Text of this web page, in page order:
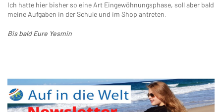
Ich hatte hier bisher so eine Art Eingewöhnungsphase, soll aber bald
meine Aufgaben in der Schule und im Shop antreten.
Bis bald Eure Yesmin